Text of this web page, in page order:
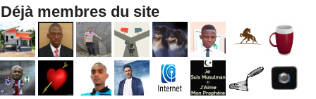
Déjà membres du site